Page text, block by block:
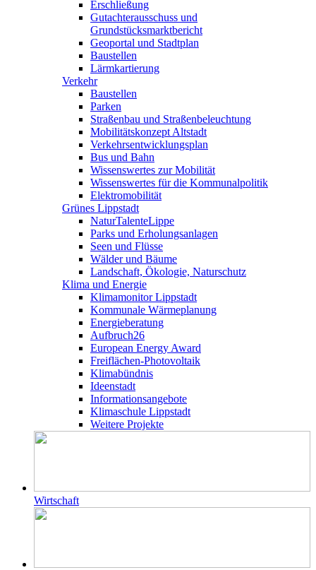
Erschließung
Gutachterausschuss und
Grundstücksmarktbericht
Geoportal und Stadtplan
Baustellen
Lärmkartierung
Verkehr
Baustellen
Parken
Straßenbau und Straßenbeleuchtung
Mobilitätskonzept Altstadt
Verkehrsentwicklungsplan
Bus und Bahn
Wissenswertes zur Mobilität
Wissenswertes für die Kommunalpolitik
Elektromobilität
Grünes Lippstadt
NaturTalenteLippe
Parks und Erholungsanlagen
Seen und Flüsse
Wälder und Bäume
Landschaft, Ökologie, Naturschutz
Klima und Energie
Klimamonitor Lippstadt
Kommunale Wärmeplanung
Energieberatung
Aufbruch26
European Energy Award
Freiflächen-Photovoltaik
Klimabündnis
Ideenstadt
Informationsangebote
Klimaschule Lippstadt
Weitere Projekte
Wirtschaft